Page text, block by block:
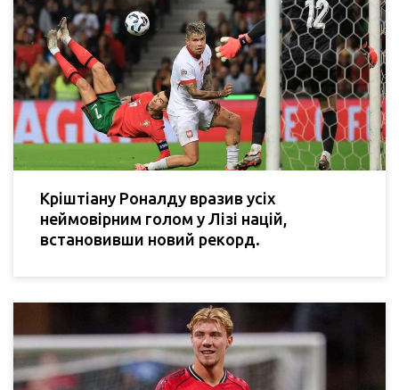
Кріштіану Роналду вразив усіх
неймовірним голом у Лізі націй,
встановивши новий рекорд.